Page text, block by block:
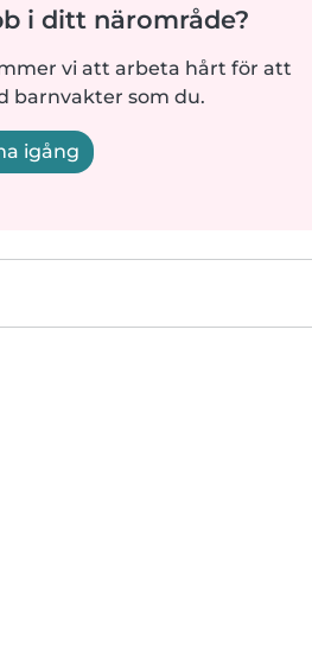
i ditt närområde?
vi att arbeta hårt för att
barnvakter som du.
igång